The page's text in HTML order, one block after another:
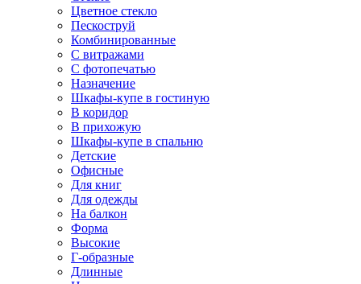
Цветное стекло
Пескоструй
Комбинированные
С витражами
С фотопечатью
Назначение
Шкафы-купе в гостиную
В коридор
В прихожую
Шкафы-купе в спальню
Детские
Офисные
Для книг
Для одежды
На балкон
Форма
Высокие
Г-образные
Длинные